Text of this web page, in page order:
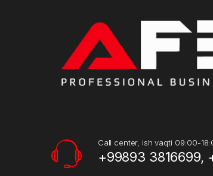
Call center, ish vaqti 09:00-
+99893 3816699,